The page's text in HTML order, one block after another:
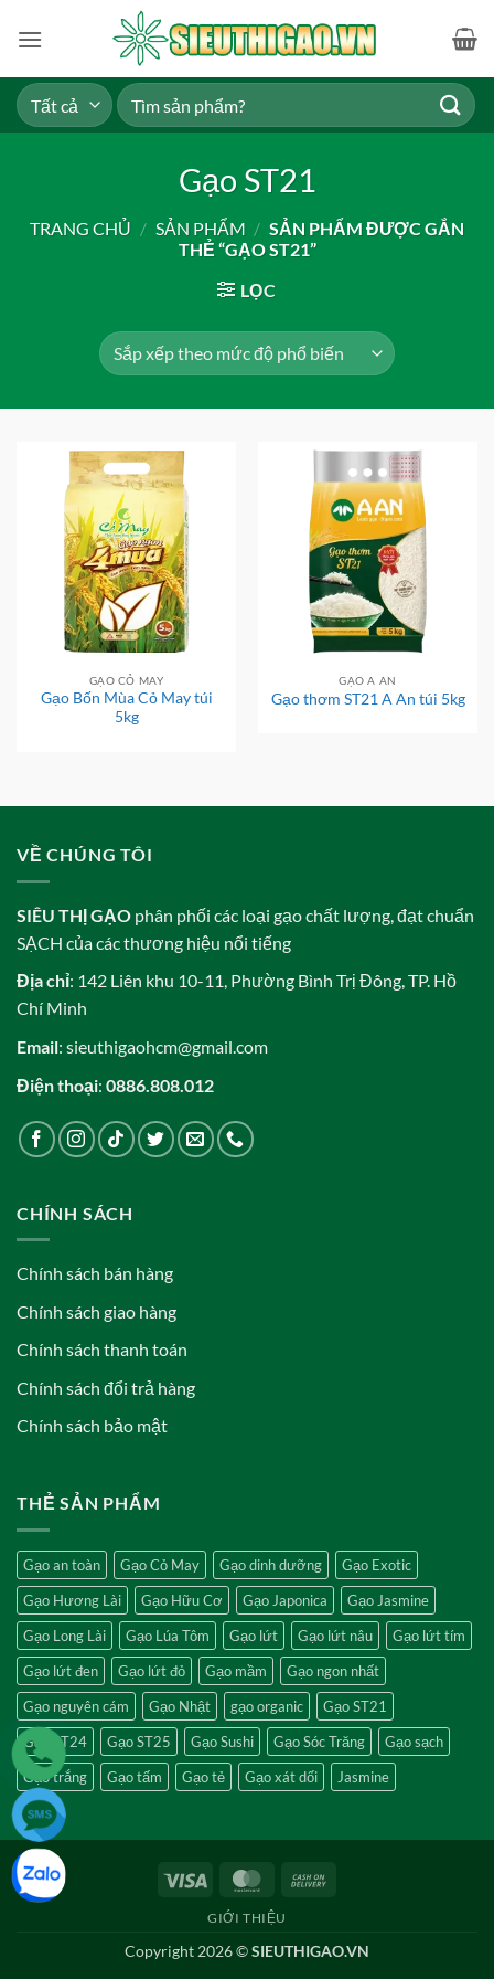
qua
dung
Tìm
kiếm:
Gạo ST21
TRANG CHỦ / SẢN PHẨM / SẢN PHẨM ĐƯỢC GẮN
THẺ “GẠO ST21”
LỌC
GẠO CỎ MAY
Gạo Bốn Mùa Cỏ May túi
5kg
GẠO A AN
Gạo thơm ST21 A An túi 5kg
VỀ CHÚNG TÔI
SIÊU THỊ GẠO phân phối các loại gạo chất lượng, đạt chuẩn
SẠCH của các thương hiệu nổi tiếng
Địa chỉ: 142 Liên khu 10-11, Phường Bình Trị Đông, TP. Hồ
Chí Minh
Email: sieuthigaohcm@gmail.com
Điện thoại: 0886.808.012
CHÍNH SÁCH
Chính sách bán hàng
Chính sách giao hàng
Chính sách thanh toán
Chính sách đổi trả hàng
Chính sách bảo mật
THẺ SẢN PHẨM
Gạo an toàn Gạo Cỏ May Gạo dinh dưỡng
Gạo Exotic
Gạo Hương Lài
Gạo Hữu Cơ Gạo Japonica
Gạo Jasmine
Gạo Long Lài
Gạo Lúa Tôm Gạo lứt Gạo lứt nâu
Gạo lứt tím
Gạo lứt đen
Gạo lứt đỏ Gạo mầm
Gạo ngon nhất
Gạo nguyên cám
Gạo Nhật gạo organic
Gạo ST21
Gạo ST24
Gạo ST25 Gạo Sushi Gạo Sóc Trăng
Gạo sạch
Gạo trắng
Gạo tấm Gạo tẻ Gạo xát dối Jasmine
Visa MasterCard
GIỚI THIỆU
Copyright 2026 ©SIEUTHIGAO.VN